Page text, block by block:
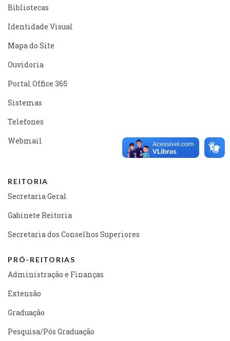
Bibliotecas
Identidade Visual
Mapa do Site
Ouvidoria
Portal Office 365
Sistemas
Telefones
Webmail
REITORIA
Secretaria Geral
Gabinete Reitoria
Secretaria dos Conselhos Superiores
PRÓ-REITORIAS
Administração e Finanças
Extensão
Graduação
Pesquisa/Pós Graduação